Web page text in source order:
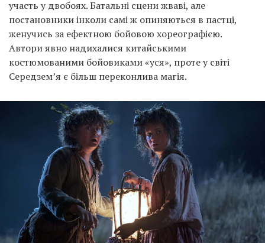
участь у двобоях. Батальні сцени жваві, але
постановники інколи самі ж опиняються в пастці,
женучись за ефектною бойовою хореографією.
Автори явно надихалися китайськими
костюмованими бойовиками «уся», проте у світі
Середзем’я є більш переконлива магія.